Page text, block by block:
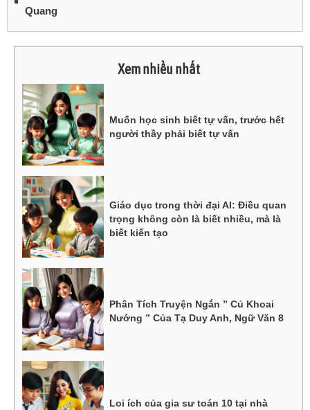
Quang
Xem nhiều nhất
Muốn học sinh biết tự vấn, trước hết
người thầy phải biết tự vấn
Giáo dục trong thời đại AI: Điều quan
trọng không còn là biết nhiều, mà là
biết kiến tạo
Phân Tích Truyện Ngắn ” Củ Khoai
Nướng ” Của Tạ Duy Anh, Ngữ Văn 8
Loi ích của gia sư toán 10 tại nhà